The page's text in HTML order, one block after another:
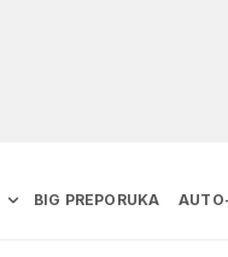
BIG PREPORUKA